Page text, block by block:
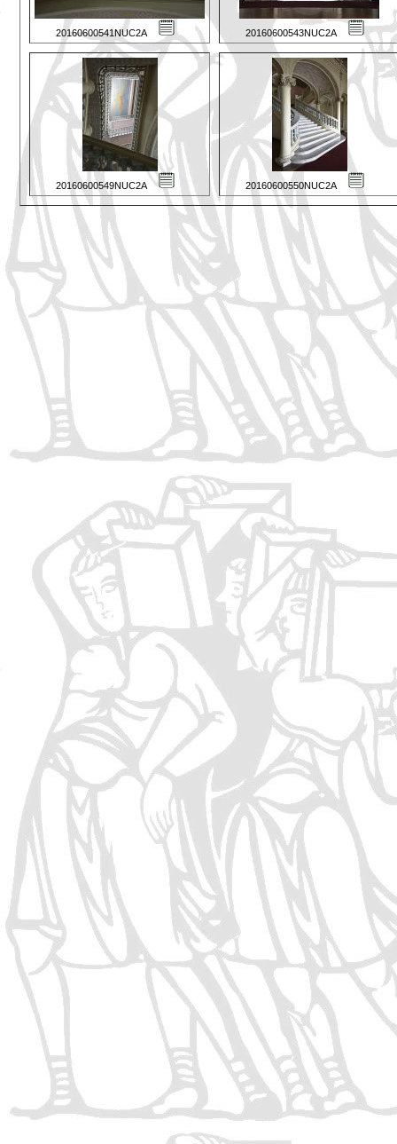
20160600541NUC2A 20160600543NUC2A
20160600549NUC2A 20160600550NUC2A